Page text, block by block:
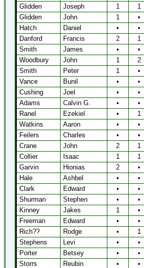
Glidden
Joseph 1 1
Glidden
John 1 •
Hatch
Daniel • •
Danford
Francis 2 1
Smith
James • •
Woodbury
John 1 2
Smith
Peter 1 •
Vance
Bunil • •
Cushing
Joel • •
Adams
Calvin G. • •
Ranel
Ezekiel • 1
Watkins
Aaron • •
Feilers
Charles • •
Crane
John 2 1
Collier
Isaac 1 1
Garvin
Hionias 2 •
Hale
Ashbel • •
Clark
Edward • •
Shurman
Stephen • •
Kinney
Jakes 1 •
Freeman
Edward • •
Rich??
Rodge • 1
Stephens
Levi • •
Porter
Betsey • •
Storrs
Reubin • •